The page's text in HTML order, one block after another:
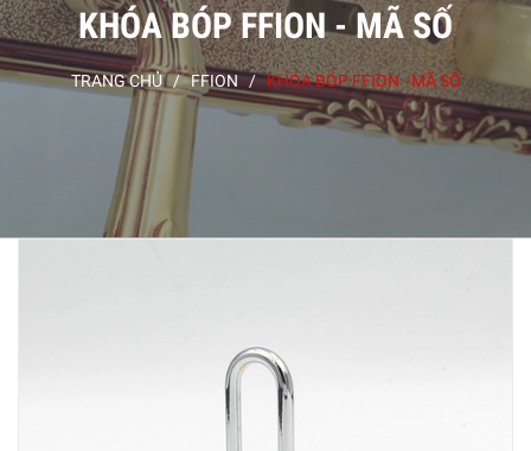
KHÓA BÓP FFION - MÃ SỐ
TRANG CHỦ / FFION / KHÓA BÓP FFION - MÃ SỐ